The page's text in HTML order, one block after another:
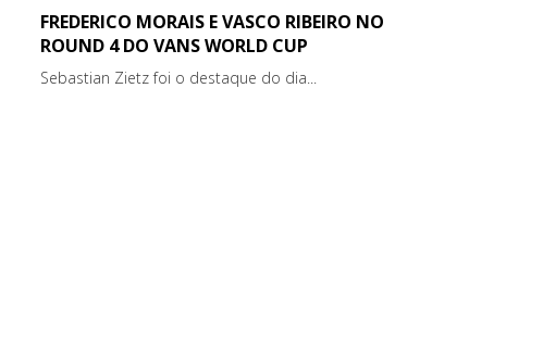
FREDERICO MORAIS E VASCO RIBEIRO NO
ROUND 4 DO VANS WORLD CUP
Sebastian Zietz foi o destaque do dia...